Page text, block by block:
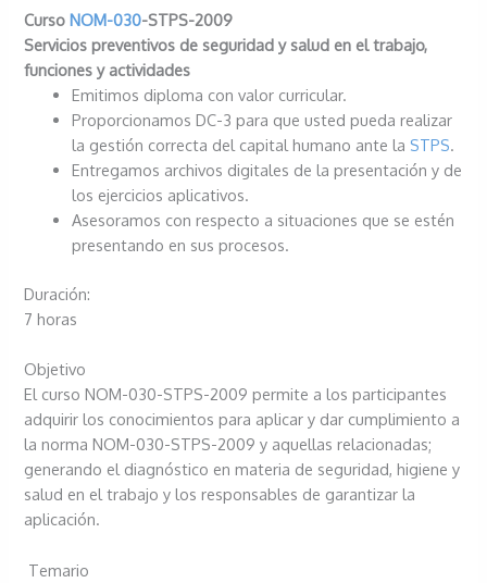
CursoNOM-030-STPS-2009
Servicios preventivos de seguridad y salud en el trabajo,
funciones y actividades
Emitimos diploma con valor curricular.
Proporcionamos DC-3 para que usted pueda realizar
la gestión correcta del capital humano ante la STPS.
Entregamos archivos digitales de la presentación y de
los ejercicios aplicativos.
Asesoramos con respecto a situaciones que se estén
presentando en sus procesos.
Duración:
7 horas
Objetivo
El curso NOM-030-STPS-2009 permite a los participantes
adquirir los conocimientos para aplicar y dar cumplimiento a
la norma NOM-030-STPS-2009 y aquellas relacionadas;
generando el diagnóstico en materia de seguridad, higiene y
salud en el trabajo y los responsables de garantizar la
aplicación.
Temario